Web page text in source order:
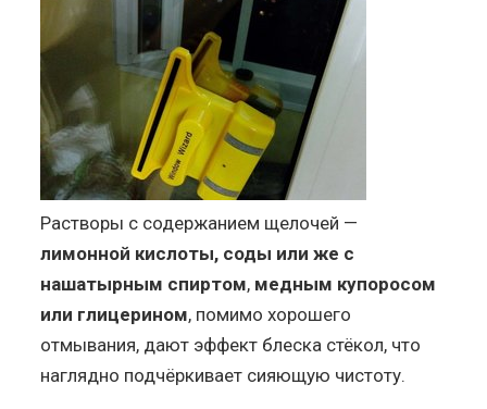
Растворы с содержанием щелочей —
лимонной кислоты, соды или же с
нашатырным спиртом, медным купоросом
или глицерином, помимо хорошего
отмывания, дают эффект блеска стёкол, что
наглядно подчёркивает сияющую чистоту.